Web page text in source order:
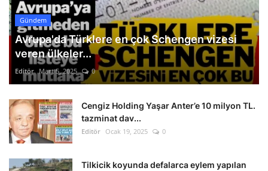
Gündem
Avrupa'da Türklere en çok Schengen vizesi
veren ülkeler...
Editör Mart 5, 2025 0
Cengiz Holding Yaşar Anter’e 10 milyon TL.
tazminat dav...
Editör Ocak 19, 2025 0
Tilkicik koyunda defalarca eylem yapılan